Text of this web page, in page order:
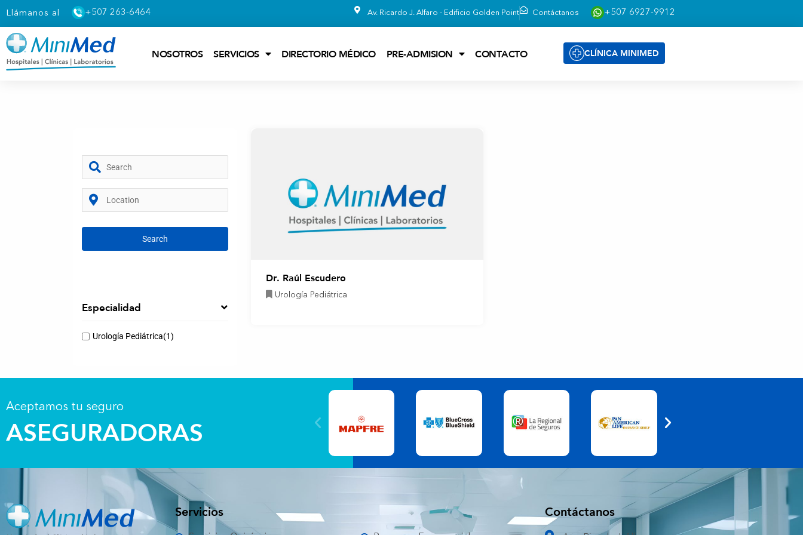
Llámanos al +507 263-6464 Av. Ricardo J. Alfaro - Edificio Golden Point Contáctanos +507 6927-9912
NOSOTROS SERVICIOS DIRECTORIO MÉDICO PRE-ADMISION CONTACTO CLÍNICA MINIMED
Especialidad
Urología Pediátrica(1)
Dr. Raúl Escudero
Urología Pediátrica
Aceptamos tu seguro
ASEGURADORAS
Servicios Contáctanos